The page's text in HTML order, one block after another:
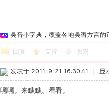
吴音小字典，覆盖各地吴语方言的
回复 支持 反对
发表于 2011-9-21 16:30:41 显
嘿嘿。来瞧瞧。看看。